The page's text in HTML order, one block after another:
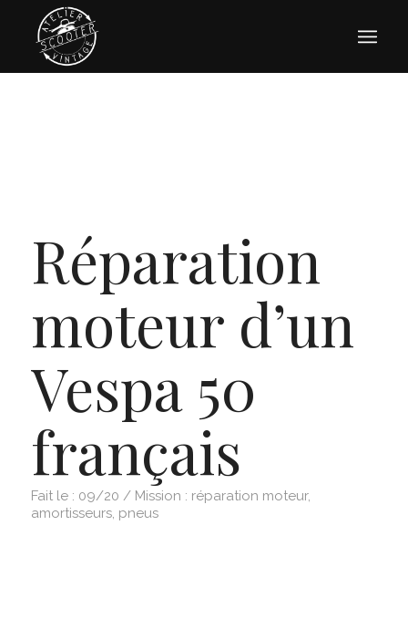
Réparation
moteur d’un
Vespa 50
français
Fait le : 09/20 / Mission : réparation moteur,
amortisseurs, pneus